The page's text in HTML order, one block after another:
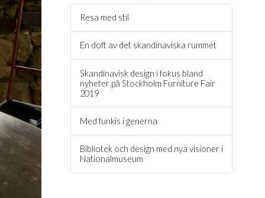
Resa med stil
En doft av det skandinaviska rummet
Skandinavisk design i fokus bland
nyheter på Stockholm Furniture Fair
2019
Med funkis i generna
Bibliotek och design med nya visioner i
Nationalmuseum